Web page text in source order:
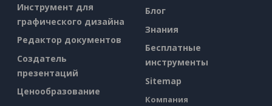
Инструмент для
графического дизайна
Редактор документов
Создатель
презентаций
Ценообразование
Блог
Знания
Бесплатные
инструменты
Sitemap
Компания